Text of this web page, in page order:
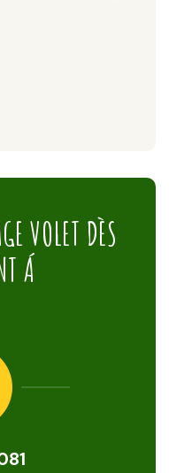
VOLET DÈS
Á